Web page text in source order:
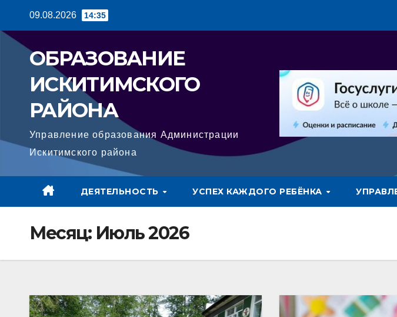
содержимому
09.08.2026 14:35
ОБРАЗОВАНИЕ
ИСКИТИМСКОГО
РАЙОНА
Управление образования Администрации
Искитимского района
ДЕЯТЕЛЬНОСТЬ УСПЕХ КАЖДОГО РЕБЁНКА
Месяц: Июль 2026